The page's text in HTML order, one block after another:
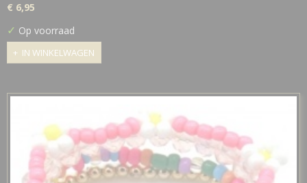
€ 6,95
✓ Op voorraad
IN WINKELWAGEN